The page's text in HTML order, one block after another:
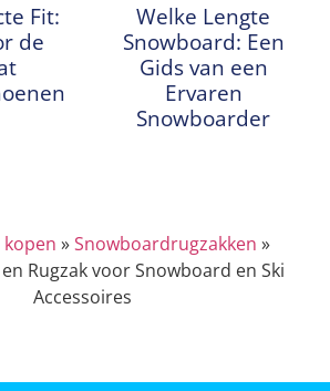
Fit:
de
Welke Lengte
Snowboard: Een
Gids van een
Ervaren
Snowboarder
»Snowboardrugzakken »
Rugzak voor Snowboard en Ski
Accessoires